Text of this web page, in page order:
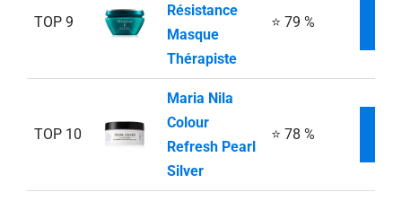
TOP 9
Résistance
Masque
Thérapiste
⭐ 79 %
TOP 10
Maria Nila
Colour
Refresh Pearl
Silver
⭐ 78 %